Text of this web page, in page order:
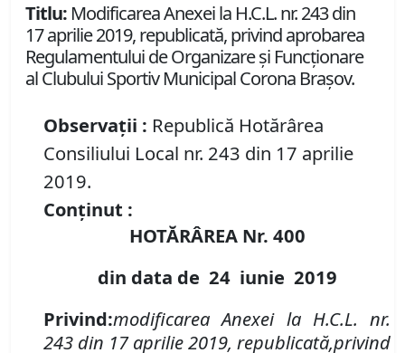
Titlu: Modificarea Anexei la H.C.L. nr. 243 din
17 aprilie 2019, republicată, privind aprobarea
Regulamentului de Organizare şi Funcţionare
al Clubului Sportiv Municipal Corona Braşov.
Observații : Republică Hotărârea
Consiliului Local nr. 243 din 17 aprilie
2019.
Conținut :
HOTĂRÂREA Nr. 400
din data de 24 iunie 2019
Privind:modificarea Anexei la H.C.L. nr.
243 din 17 aprilie 2019, republicată,privind